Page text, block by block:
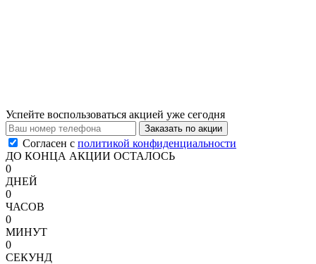
Успейте воспользоваться акцией уже сегодня
Заказать по акции
Согласен с политикой конфиденциальности
ДО КОНЦА АКЦИИ ОСТАЛОСЬ
0
ДНЕЙ
0
ЧАСОВ
0
МИНУТ
0
СЕКУНД